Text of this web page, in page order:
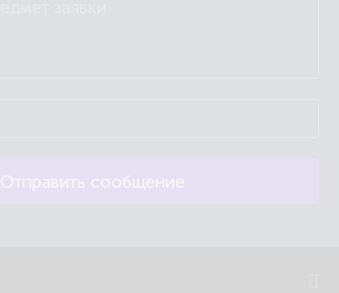
Отправить сообщение